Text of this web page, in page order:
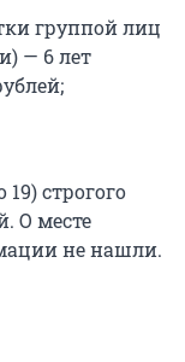
группой лиц
— 6 лет
строгого
О месте
не нашли.